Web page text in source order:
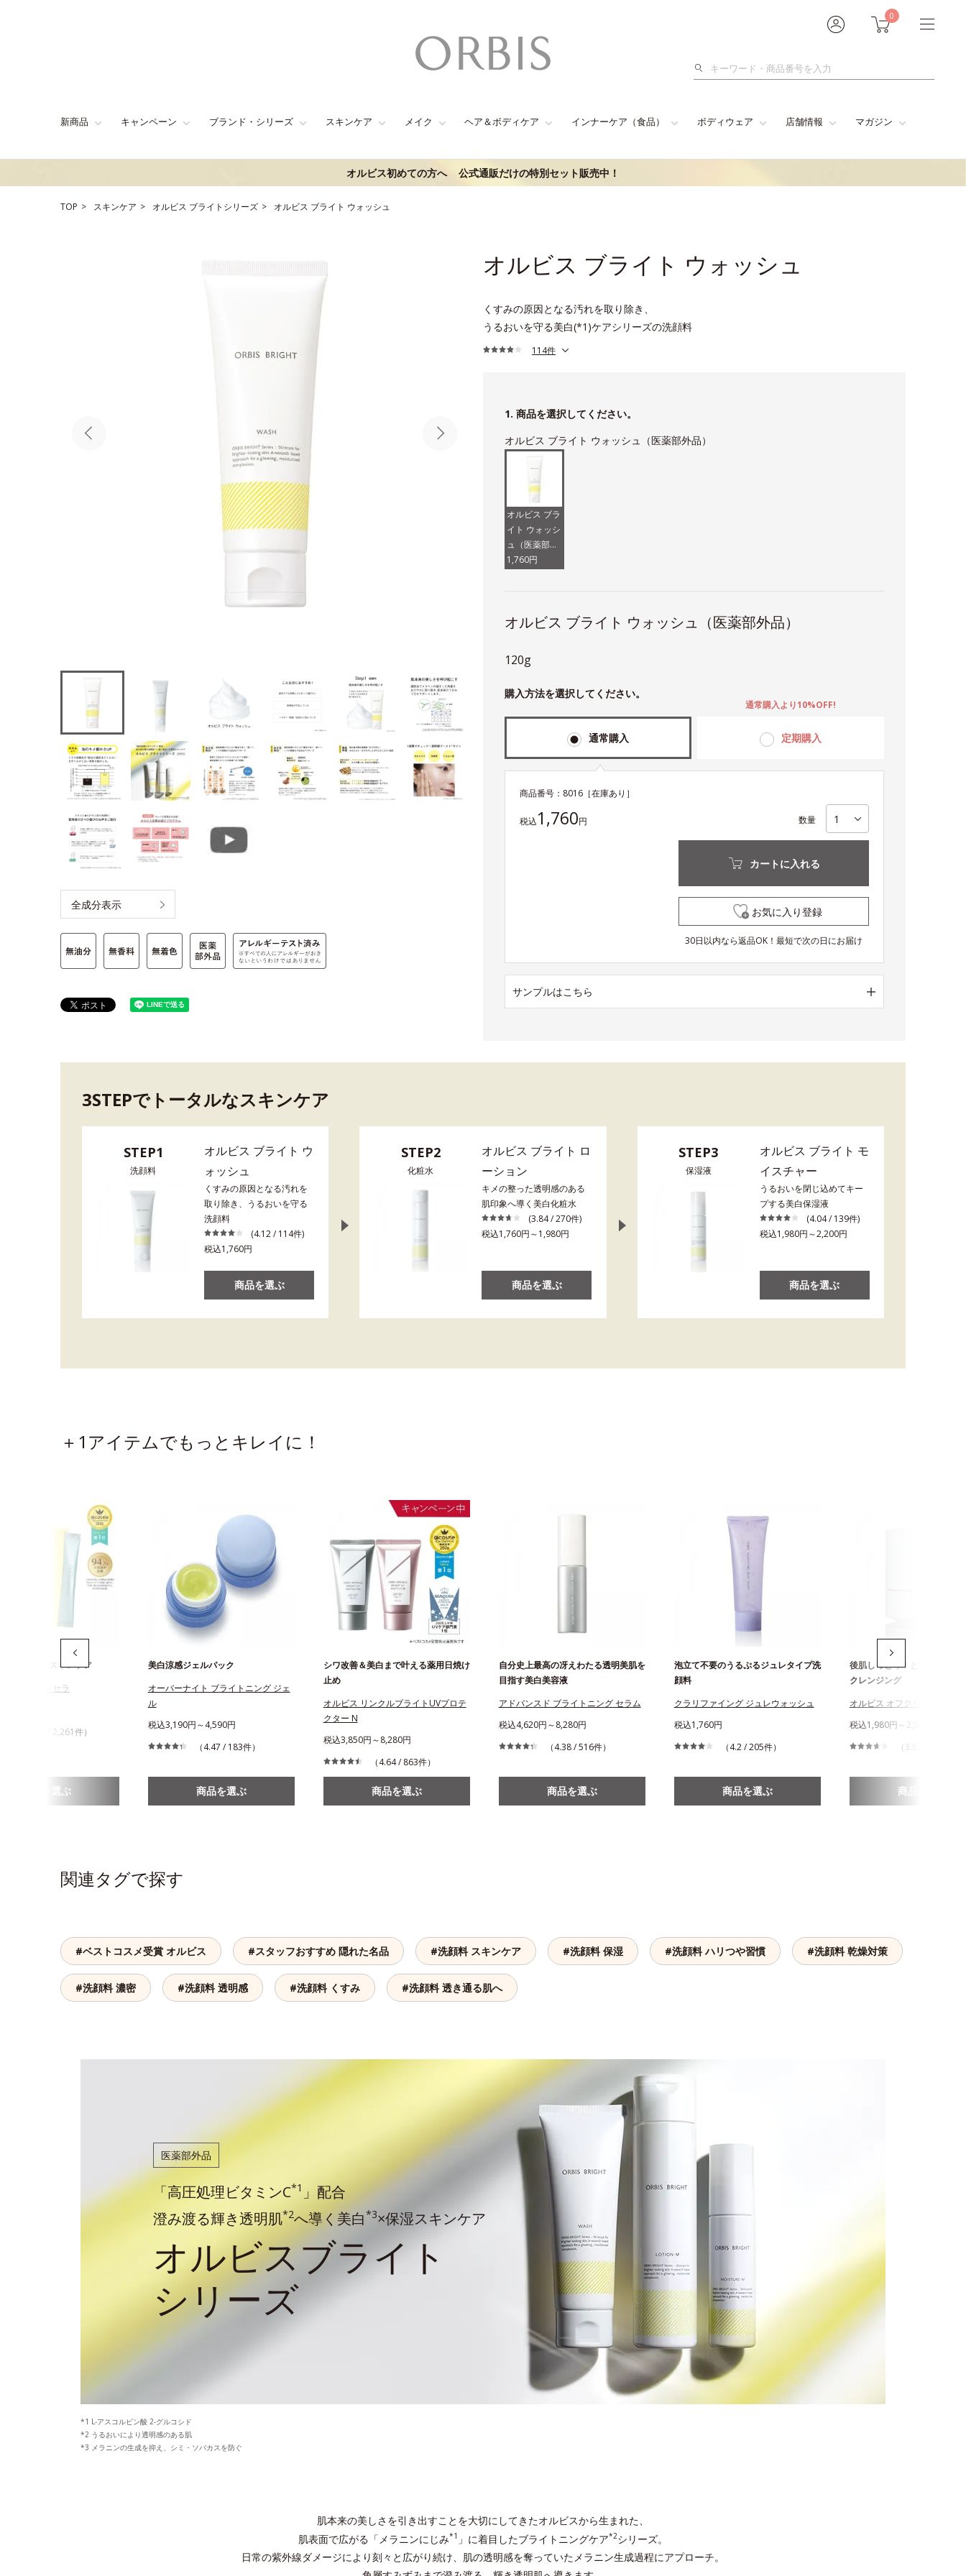
0
検
新商品 キャンペーン ブランド・シリーズ スキンケア メイク ヘア＆ボディケア インナーケア（食品） ボディウェア 店舗情報 マガジン
オルビス初めての方へ 公式通販だけの特別セット販売中！
TOP スキンケア オルビス ブライトシリーズ オルビス ブライト ウォッシュ
オルビス ブライト ウォッシュ
くすみの原因となる汚れを取り除き、
うるおいを守る美白(*1)ケアシリーズの洗顔料
114件
全成分表示
1. 商品を選択してください。
オルビス ブライト ウォッシュ（医薬部外品）
オルビス ブラ
イト ウォッシ
ュ（医薬部外
品）
1,760円
オルビス ブライト ウォッシュ（医薬部外品）
120g
購入方法を選択してください。
通常購入 定期購入
通常購入より10%OFF!
商品番号： 8016 ［在庫あり］
税込1,760円 数量
カートに入れる
お気に入り登録
30日以内なら返品OK！最短で次の日にお届け
サンプルはこちら
3STEPでトータルなスキンケア
STEP1
洗顔料
オルビス ブライト ウ
ォッシュ
くすみの原因となる汚れを
取り除き、うるおいを守る
洗顔料
(4.12 / 114件)
税込1,760円
商品を選ぶ
STEP2
化粧水
オルビス ブライト ロ
ーション
キメの整った透明感のある
肌印象へ導く美白化粧水
(3.84 / 270件)
税込1,760円～1,980円
商品を選ぶ
STEP3
保湿液
オルビス ブライト モ
イスチャー
うるおいを閉じ込めてキー
プする美白保湿液
(4.04 / 139件)
税込1,980円～2,200円
商品を選ぶ
＋1アイテムでもっとキレイに！
めの“飲む”スキンケア
ディフェンセラ
（4.43 / 2,261件）
商品を選ぶ
美白涼感ジェルパック
オーバーナイト ブライトニング ジェ
ル
税込3,190円～4,590円
（4.47 / 183件）
商品を選ぶ
シワ改善＆美白まで叶える薬用日焼け
止め
オルビス リンクルブライトUVプロテ
クター N
税込3,850円～8,280円
（4.64 / 863件）
商品を選ぶ
自分史上最高の冴えわたる透明美肌を
目指す美白美容液
アドバンスド ブライトニング セラム
税込4,620円～8,280円
（4.38 / 516件）
商品を選ぶ
泡立て不要のうるぷるジュレタイプ洗
顔料
クラリファイング ジュレウォッシュ
税込1,760円
（4.2 / 205件）
商品を選ぶ
後肌しっとり！とろける極上
クレンジング
オルビス オフクリーム
税込1,980円～2,530円
（3.89 / 2,044件
商品を選ぶ
関連タグで探す
#ベストコスメ受賞 オルビス #スタッフおすすめ 隠れた名品 #洗顔料 スキンケア #洗顔料 保湿 #洗顔料 ハリつや習慣 #洗顔料 乾燥対策
#洗顔料 濃密 #洗顔料 透明感 #洗顔料 くすみ #洗顔料 透き通る肌へ
医薬部外品
「高圧処理ビタミンC*1 」配合
澄み渡る輝き透明肌*2へ導く美白*3×保湿スキンケア
オルビスブライト
シリーズ
L-アスコルビン酸 2-グルコシド
うるおいにより透明感のある肌
メラニンの生成を抑え、シミ・ソバカスを防ぐ
肌本来の美しさを引き出すことを大切にしてきたオルビスから生まれた、
肌表面で広がる「メラニンにじみ*1 」に着目したブライトニングケア*2シリーズ。
日常の紫外線ダメージにより刻々と広がり続け、肌の透明感を奪っていたメラニン生成過程にアプローチ。